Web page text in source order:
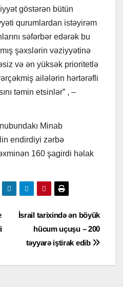
göstərən bütün
qurumlardan istəyirəm
səfərbər edərək bu
şəxslərin vəziyyətinə
və ən yüksək prioritetlə
ailələrin hərtərəfli
təmin etsinlər” , –
Minab
endirdiyi zərbə
160 şagirdi həlak
İsrail tarixində ən böyük
hücum uçuşu – 200
təyyarə iştirak edib